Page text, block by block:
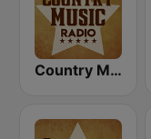
Country Music Radio - Country Mix